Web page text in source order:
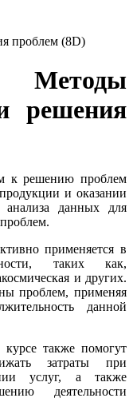
проблем (8D)
решения
к решению проблем
и оказании
данных для
применяется в
таких как,
и других.
проблем, применяя
данной
также помогут
затраты при
услуг, а также
деятельности